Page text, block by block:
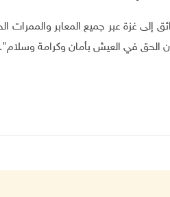
غزة عبر جميع المعابر والممرات
الحق في العيش بأمان وكرامة وسلام".